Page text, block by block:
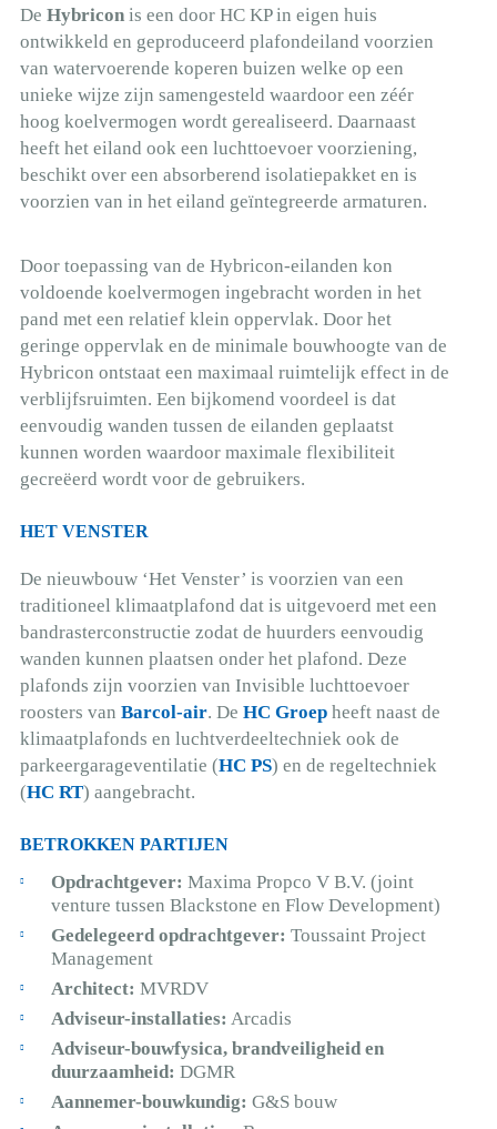
De Hybricon is een door HC KP in eigen huis
ontwikkeld en geproduceerd plafondeiland voorzien
van watervoerende koperen buizen welke op een
unieke wijze zijn samengesteld waardoor een zéér
hoog koelvermogen wordt gerealiseerd. Daarnaast
heeft het eiland ook een luchttoevoer voorziening,
beschikt over een absorberend isolatiepakket en is
voorzien van in het eiland geïntegreerde armaturen.
Door toepassing van de Hybricon-eilanden kon
voldoende koelvermogen ingebracht worden in het
pand met een relatief klein oppervlak. Door het
geringe oppervlak en de minimale bouwhoogte van de
Hybricon ontstaat een maximaal ruimtelijk effect in de
verblijfsruimten. Een bijkomend voordeel is dat
eenvoudig wanden tussen de eilanden geplaatst
kunnen worden waardoor maximale flexibiliteit
gecreëerd wordt voor de gebruikers.
HET VENSTER
De nieuwbouw ‘Het Venster’ is voorzien van een
traditioneel klimaatplafond dat is uitgevoerd met een
bandrasterconstructie zodat de huurders eenvoudig
wanden kunnen plaatsen onder het plafond. Deze
plafonds zijn voorzien van Invisible luchttoevoer
roosters van Barcol-air. De HC Groep heeft naast de
klimaatplafonds en luchtverdeeltechniek ook de
parkeergarageventilatie (HC PS) en de regeltechniek
(HC RT) aangebracht.
BETROKKEN PARTIJEN
Opdrachtgever: Maxima Propco V B.V. (joint
venture tussen Blackstone en Flow Development)
Gedelegeerd opdrachtgever: Toussaint Project
Management
Architect: MVRDV
Adviseur-installaties: Arcadis
Adviseur-bouwfysica, brandveiligheid en
duurzaamheid: DGMR
Aannemer-bouwkundig: G&S bouw